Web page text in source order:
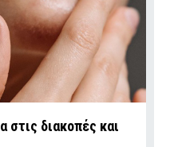
στις διακοπές και